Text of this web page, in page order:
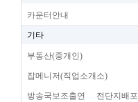
카운터안내
기타
부동산(중개인)
잡메니저(직업소개소)
방송국보조출연 전단지배포